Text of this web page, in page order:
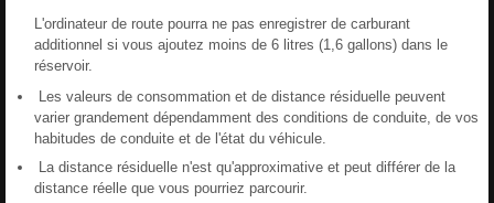
L'ordinateur de route pourra ne pas enregistrer de carburant
additionnel si vous ajoutez moins de 6 litres (1,6 gallons) dans le
réservoir.
Les valeurs de consommation et de distance résiduelle peuvent
varier grandement dépendamment des conditions de conduite, de vos
habitudes de conduite et de l'état du véhicule.
La distance résiduelle n'est qu'approximative et peut différer de la
distance réelle que vous pourriez parcourir.